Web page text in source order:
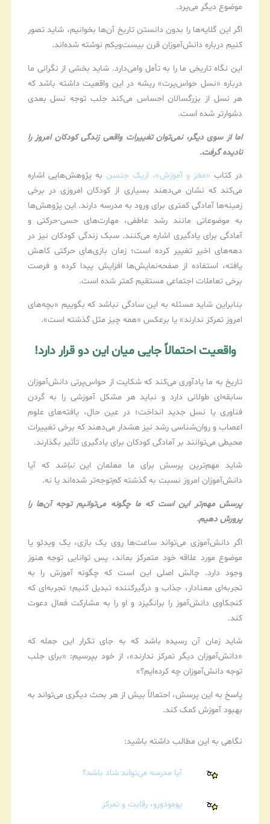
موضوع دیگر می‌پرد.
اگر این گلایه‌ها را بدون دانستن تاریخ آن‌ها بخوانیم، شاید تصور
کنیم درباره دانش‌آموزان قرن بیست‌ویکم نوشته شده‌اند.
این نگاه تاریخی ما را به تأمل وامی‌دارد. شاید بخشی از نگرانی ما
درباره «نسل حواس‌پرت» ریشه در این واقعیت داشته باشد که
هر نسل از بزرگسالان احساس می‌کند جلب توجه نسل بعدی
دشوارتر شده است.
اما از سوی دیگر، نمی‌توان تغییرات واقعی زندگی کودکان امروز را
نادیده گرفت.
در کتاب«مغز و آموزش»، اریک جنسن به پژوهش‌هایی اشاره
می‌کند که نشان می‌دهند بسیاری از کودکان امروزی در برخی
زمینه‌ها آمادگی کمتری برای ورود به مدرسه دارند. این پژوهش‌ها
به موضوعاتی مانند رشد عاطفی، مهارت‌های حسی-حرکتی و
آمادگی برای یادگیری اشاره می‌کنند. سبک زندگی کودکان نیز در
دهه‌های اخیر تغییر کرده است؛ زمان بازی‌های حرکتی کاهش
یافته، استفاده از صفحه‌نمایش‌ها افزایش پیدا کرده و فرصت
برخی تعاملات اجتماعی مستقیم کمتر شده است.
بنابراین شاید مسئله به این سادگی نباشد که بگوییم «بچه‌های
امروز تمرکز ندارند» یا برعکس «همه چیز مثل گذشته است».
واقعیت احتمالاً جایی میان این دو قرار دارد!
تاریخ به ما یادآوری می‌کند که شکایت از حواس‌پرتی دانش‌آموزان
سابقه‌ای طولانی دارد و نباید هر مشکل آموزشی را به گردن
فناوری یا نسل جدید انداخت؛ در عین حال، یافته‌های علوم
اعصاب و روان‌شناسی رشد نیز هشدار می‌دهند که برخی تغییرات
محیطی می‌توانند بر آمادگی کودکان برای یادگیری تأثیر بگذارند.
شاید مهم‌ترین پرسش برای ما معلمان ایننباشد که آیا
دانش‌آموزان امروز نسبت به گذشته کم‌توجه‌تر شده‌اند یا نه.
پرسش مهم‌تر این است که ما چگونه می‌توانیم توجه آن‌ها را
پرورش دهیم.
اگر دانش‌آموزی می‌تواند ساعت‌ها روی یک بازی، یک ویدئو یا
موضوع مورد علاقه خود متمرکز بماند، پس توانایی توجه هنوز
وجود دارد. چالش اصلی این است که چگونه آموزش را به
تجربه‌ای معنادار، جذاب و درگیرکننده تبدیل کنیم؛ تجربه‌ای که
کنجکاوی دانش‌آموز را برانگیزد و او را به مشارکت فعال دعوت
کند.
شاید زمان آن رسیده باشد که به جای تکرار این جمله که
«دانش‌آموزان دیگر تمرکز ندارند»، از خود بپرسیم: «برای جلب
توجه دانش‌آموزان چه کرده‌ایم؟»
پاسخ به این پرسش، احتمالاً بیش از هر بحث دیگری می‌تواند به
بهبود آموزش کمک کند.
نگاهی به این مطالب داشته باشید:
آیا مدرسه می‌تواند شاد باشد؟
پومودورو، رقابت و تمرکز